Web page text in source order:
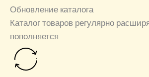
Обновление каталога
Каталог товаров регулярно
пополняется